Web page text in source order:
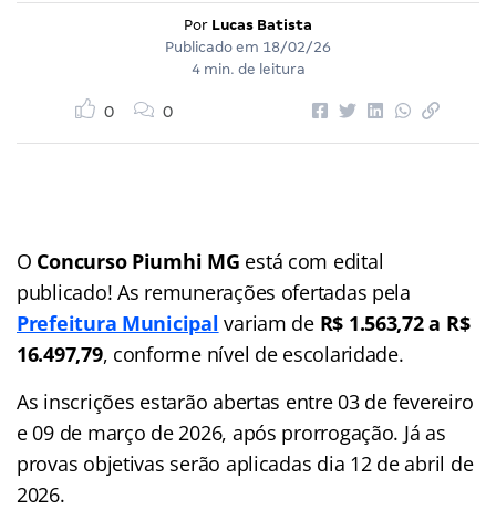
Por Lucas Batista
Publicado em 18/02/26
4 min. de leitura
0 0
O Concurso Piumhi MG está com edital
publicado! As remunerações ofertadas pela
Prefeitura Municipal variam de R$ 1.563,72 a R$
16.497,79, conforme nível de escolaridade.
As inscrições estarão abertas entre 03 de fevereiro
e 09 de março de 2026, após prorrogação. Já as
provas objetivas serão aplicadas dia 12 de abril de
2026.